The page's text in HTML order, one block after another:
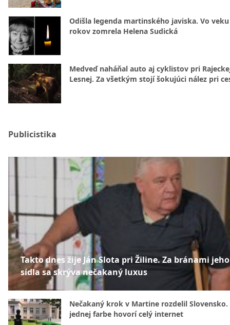
Odišla legenda martinského javiska. Vo veku
rokov zomrela Helena Sudická
Medveď naháňal auto aj cyklistov pri
Lesnej. Za všetkým stojí šokujúci nález pri
Publicistika
Takto dnes žije Ján Slota pri Žiline. Za bránami jeho
sídla sa skrýva nečakaný luxus
Nečakaný krok v Martine rozdelil Slovensko.
jednej farbe hovorí celý internet